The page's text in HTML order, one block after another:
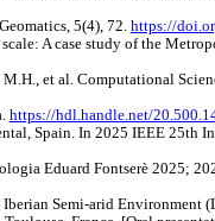
5(4), 72. https://
A case study of the
et al. Computational
https://hdl.handle.net/
Spain. In 2025 IEEE 25th
Eduard Fontserè 2025;
Semi-arid Environment